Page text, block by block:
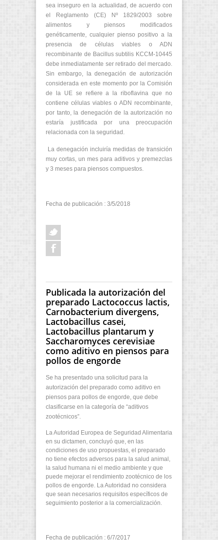
sea inseguro en la actualidad, de acuerdo con
el Reglamento (CE) Nº 1829/2003 sobre
alimentos y piensos modificados
genéticamente, cualquier pienso positivo a la
presencia de células viables o ADN
recombinante de Bacillus subtilis KCCM-10445
debe inmediatamente ser retirado del mercado.
Sin embargo, la denegación de autorización
considerada en este momento por la Comisión
de la UE se refiere a la riboflavina que no
contiene células viables o ADN recombinante,
por tanto, la denegación de la autorización no
estaría justificada por una preocupación
relacionada con la seguridad.
La denegación incluiría medidas de transición
muy cortas, un mes para aditivos y premezclas
y 3 meses para piensos compuestos.
Fecha de publicación : 3/5/2018
Publicada la autorización del
preparado Lactococcus lactis,
Carnobacterium divergens,
Lactobacillus casei,
Lactobacillus plantarum y
Saccharomyces cerevisiae
como aditivo en piensos para
pollos de engorde
Se ha presentado una solicitud para la
autorización del preparado como aditivo en
piensos para pollos de engorde, que debe
clasificarse en la categoría de “aditivos
zootécnicos”.
La Autoridad Europea de Seguridad Alimentaria
en su dictamen, concluyó que, en las
condiciones de uso propuestas, el preparado
no tiene efectos adversos para la salud animal,
la salud humana ni el medio ambiente y que
puede mejorar el rendimiento zootécnico de los
pollos de engorde. La Autoridad no considera
que sean necesarios requisitos específicos de
seguimiento posterior a la comercialización.
Fecha de publicación : 6/7/2017